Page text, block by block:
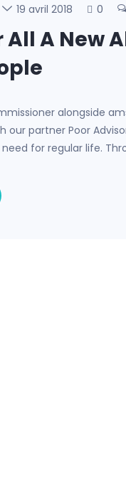
19 avril 2018 0
A New
alongside
our partner Poor
for regular life.